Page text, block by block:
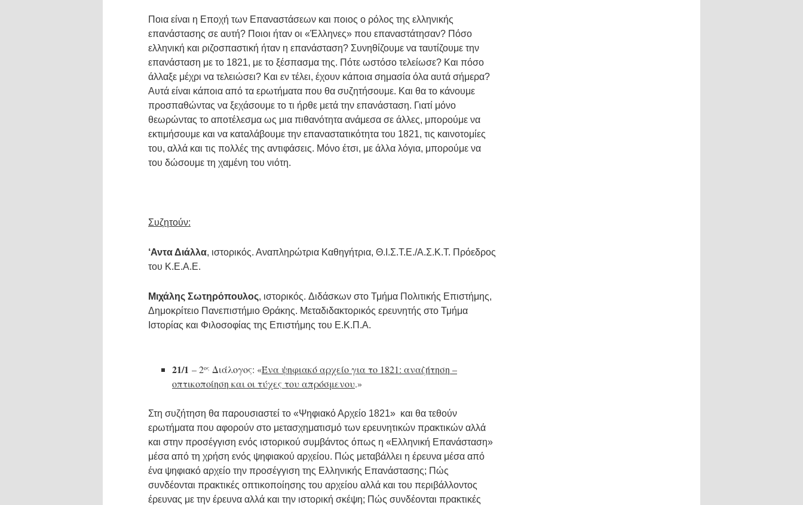
Ποια είναι η Εποχή των Επαναστάσεων και ποιος ο ρόλος της ελληνικής
επανάστασης σε αυτή? Ποιοι ήταν οι «Έλληνες» που επαναστάτησαν? Πόσο
ελληνική και ριζοσπαστική ήταν η επανάσταση? Συνηθίζουμε να ταυτίζουμε την
επανάσταση με το 1821, με το ξέσπασμα της. Πότε ωστόσο τελείωσε? Και πόσο
άλλαξε μέχρι να τελειώσει? Και εν τέλει, έχουν κάποια σημασία όλα αυτά σήμερα?
Αυτά είναι κάποια από τα ερωτήματα που θα συζητήσουμε. Και θα το κάνουμε
προσπαθώντας να ξεχάσουμε το τι ήρθε μετά την επανάσταση. Γιατί μόνο
θεωρώντας το αποτέλεσμα ως μια πιθανότητα ανάμεσα σε άλλες, μπορούμε να
εκτιμήσουμε και να καταλάβουμε την επαναστατικότητα του 1821, τις καινοτομίες
του, αλλά και τις πολλές της αντιφάσεις. Μόνο έτσι, με άλλα λόγια, μπορούμε να
του δώσουμε τη χαμένη του νιότη.
Συζητούν:
‘Αντα Διάλλα, ιστορικός. Αναπληρώτρια Καθηγήτρια, Θ.Ι.Σ.Τ.Ε./Α.Σ.Κ.Τ. Πρόεδρος
του Κ.Ε.Α.Ε.
Μιχάλης Σωτηρόπουλος, ιστορικός. Διδάσκων στο Τμήμα Πολιτικής Επιστήμης,
Δημοκρίτειο Πανεπιστήμιο Θράκης. Μεταδιδακτορικός ερευνητής στο Τμήμα
Ιστορίας και Φιλοσοφίας της Επιστήμης του Ε.Κ.Π.Α.
21/1 – 2ος Διάλογος: «Ένα ψηφιακό αρχείο για το 1821: αναζήτηση –
οπτικοποίηση και οι τύχες του απρόσμενου.»
Στη συζήτηση θα παρουσιαστεί το «Ψηφιακό Αρχείο 1821» και θα τεθούν
ερωτήματα που αφορούν στο μετασχηματισμό των ερευνητικών πρακτικών αλλά
και στην προσέγγιση ενός ιστορικού συμβάντος όπως η «Ελληνική Επανάσταση»
μέσα από τη χρήση ενός ψηφιακού αρχείου. Πώς μεταβάλλει η έρευνα μέσα από
ένα ψηφιακό αρχείο την προσέγγιση της Ελληνικής Επανάστασης; Πώς
συνδέονται πρακτικές οπτικοποίησης του αρχείου αλλά και του περιβάλλοντος
έρευνας με την έρευνα αλλά και την ιστορική σκέψη; Πώς συνδέονται πρακτικές